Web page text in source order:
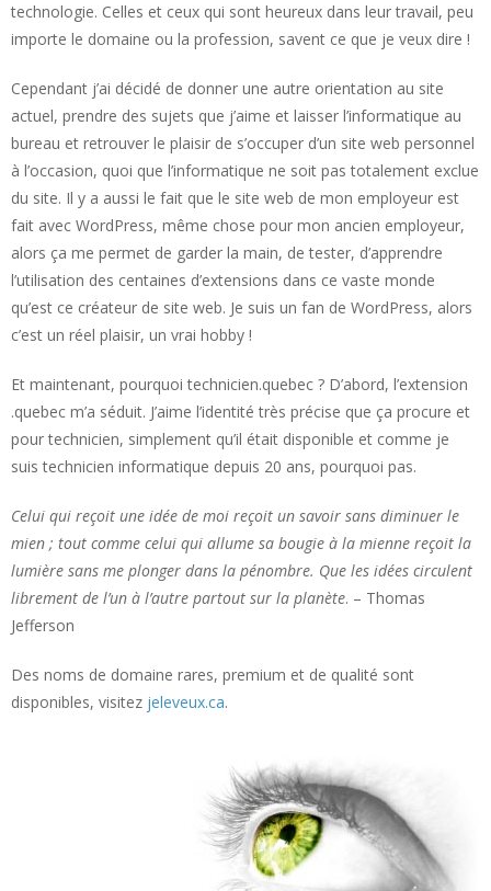
technologie. Celles et ceux qui sont heureux dans leur travail, peu
importe le domaine ou la profession, savent ce que je veux dire !
Cependant j’ai décidé de donner une autre orientation au site
actuel, prendre des sujets que j’aime et laisser l’informatique au
bureau et retrouver le plaisir de s’occuper d’un site web personnel
à l’occasion, quoi que l’informatique ne soit pas totalement exclue
du site. Il y a aussi le fait que le site web de mon employeur est
fait avec WordPress, même chose pour mon ancien employeur,
alors ça me permet de garder la main, de tester, d’apprendre
l’utilisation des centaines d’extensions dans ce vaste monde
qu’est ce créateur de site web. Je suis un fan de WordPress, alors
c’est un réel plaisir, un vrai hobby !
Et maintenant, pourquoi technicien.quebec ? D’abord, l’extension
.quebec m’a séduit. J’aime l’identité très précise que ça procure et
pour technicien, simplement qu’il était disponible et comme je
suis technicien informatique depuis 20 ans, pourquoi pas.
Celui qui reçoit une idée de moi reçoit un savoir sans diminuer le
mien ; tout comme celui qui allume sa bougie à la mienne reçoit la
lumière sans me plonger dans la pénombre. Que les idées circulent
librement de l’un à l’autre partout sur la planète. – Thomas
Jefferson
Des noms de domaine rares, premium et de qualité sont
disponibles, visitez jeleveux.ca.